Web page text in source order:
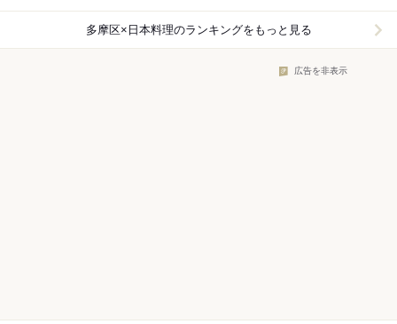
多摩区×日本料理のランキングをもっと見る
広告を非表示